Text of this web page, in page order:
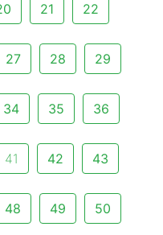
21 22
27 28 29
34 35 36
41 42 43
48 49 50